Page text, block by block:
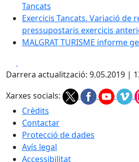
Tancats
Exercicis Tancats. Variació de
pressupostaris exercicis
MALGRAT TURISME informe
Darrera actualització: 9.05.2019 |
Xarxes socials:
Crèdits
Contactar
Protecció de dades
Avís legal
Accessibilitat